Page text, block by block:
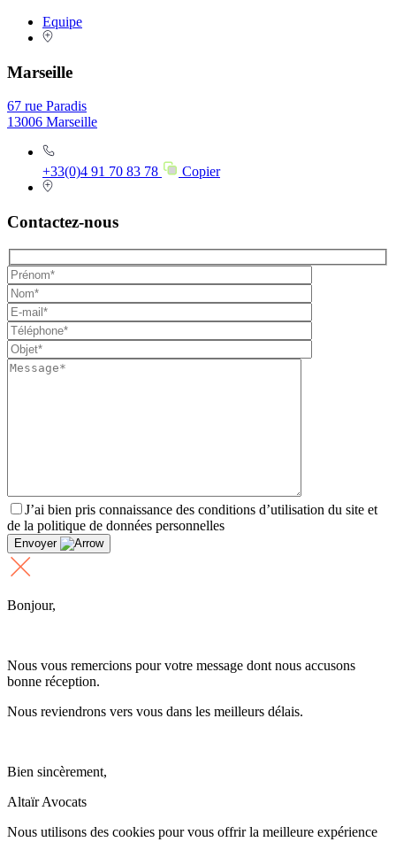
Equipe
Marseille
67 rue Paradis
13006 Marseille
+33(0)4 91 70 83 78 Copier
Contactez-nous
J’ai bien pris connaissance des conditions d’utilisation du site et
de la politique de données personnelles
Envoyer
Bonjour,
Nous vous remercions pour votre message dont nous accusons
bonne réception.
Nous reviendrons vers vous dans les meilleurs délais.
Bien sincèrement,
Altaïr Avocats
Nous utilisons des cookies pour vous offrir la meilleure expérience